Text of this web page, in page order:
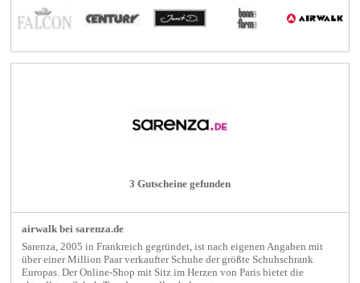
3 Gutscheine gefunden
airwalk bei sarenza.de
Sarenza, 2005 in Frankreich gegründet, ist nach eigenen Angaben mit
über einer Million Paar verkaufter Schuhe der größte Schuhschrank
Europas. Der Online-Shop mit Sitz im Herzen von Paris bietet die